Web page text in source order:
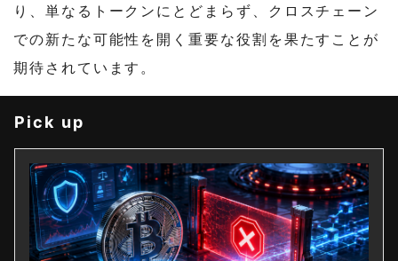
り、単なるトークンにとどまらず、クロスチェーン
での新たな可能性を開く重要な役割を果たすことが
期待されています。
Pick up